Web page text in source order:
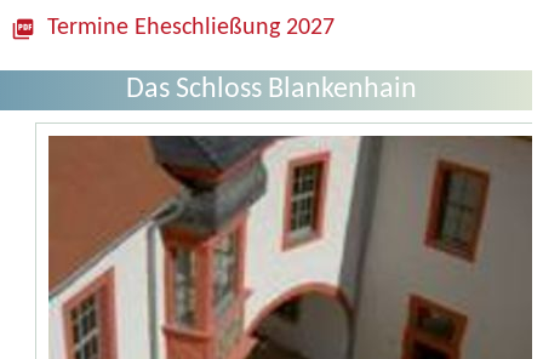
Termine Eheschließung 2027
Das Schloss Blankenhain